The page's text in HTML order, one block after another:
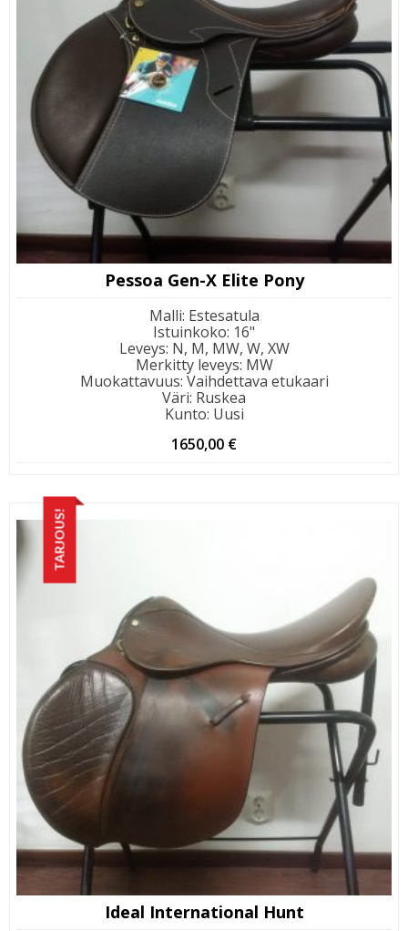
Pessoa Gen-X Elite Pony
Malli: Estesatula
Istuinkoko: 16"
Leveys: N, M, MW, W, XW
Merkitty leveys: MW
Muokattavuus: Vaihdettava etukaari
Väri: Ruskea
Kunto: Uusi
1650,00 €
TARJOUS!
Ideal International Hunt